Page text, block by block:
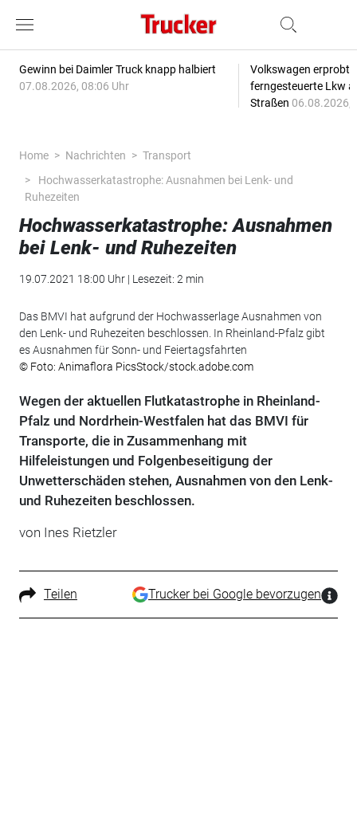
Gewinn bei Daimler Truck knapp halbiert
07.08.2026, 08:06 Uhr
Volkswagen erprobt
ferngesteuerte Lkw
Straßen 06.08.2026,
Home Nachrichten
Transport
Hochwasserkatastrophe: Ausnahmen bei Lenk- und
Ruhezeiten
Hochwasserkatastrophe: Ausnahmen
bei Lenk- und Ruhezeiten
19.07.2021 18:00 Uhr | Lesezeit: 2 min
Das BMVI hat aufgrund der Hochwasserlage Ausnahmen von
den Lenk- und Ruhezeiten beschlossen. In Rheinland-Pfalz gibt
es Ausnahmen für Sonn- und Feiertagsfahrten
© Foto: Animaflora PicsStock/stock.adobe.com
Wegen der aktuellen Flutkatastrophe in Rheinland-
Pfalz und Nordrhein-Westfalen hat das BMVI für
Transporte, die in Zusammenhang mit
Hilfeleistungen und Folgenbeseitigung der
Unwetterschäden stehen, Ausnahmen von den Lenk-
und Ruhezeiten beschlossen.
von Ines Rietzler
Teilen Trucker bei Google bevorzugen